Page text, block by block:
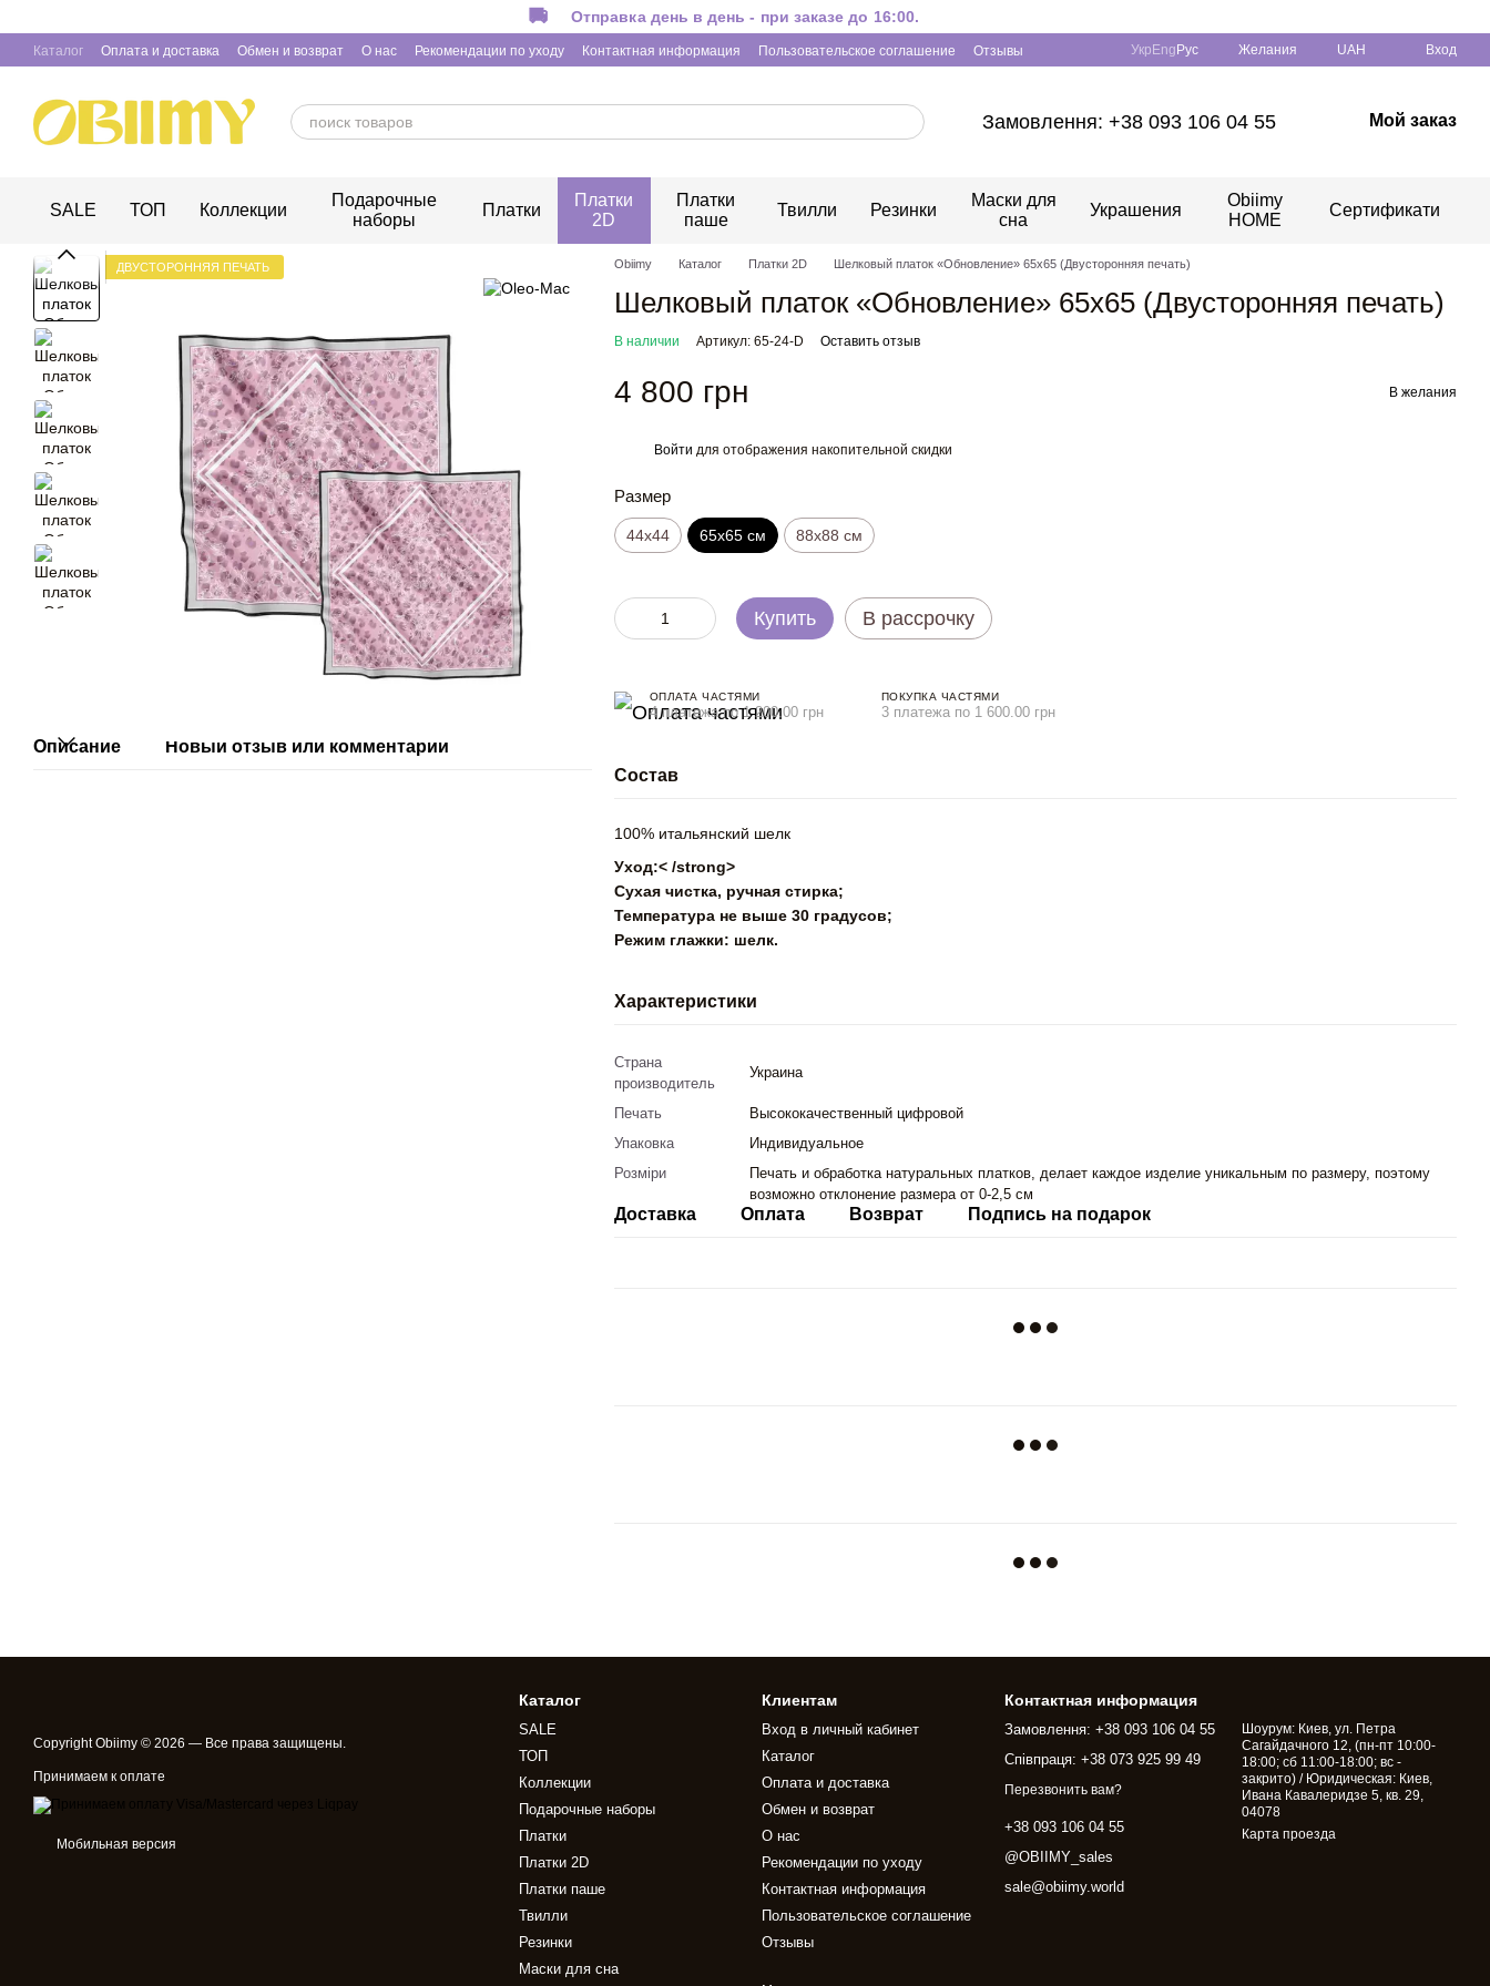
Отправка день в день - при заказе до 16:00.
Каталог Оплата и доставка Обмен и возврат О нас Рекомендации по уходу Контактная информация Пользовательское соглашение Отзывы Укр Eng Рус Желания UAH Вход
Замовлення: +38 093 106 04 55 Мой заказ
SALE ТОП Коллекции
Подарочные
наборы
Платки
Платки
2D
Платки
паше
Твилли Резинки
Маски для
сна
Украшения
Obiimy
HOME
Сертификати
ДВУСТОРОННЯЯ ПЕЧАТЬ
Описание Новый отзыв или комментарий
Obiimy Каталог Платки 2D Шелковый платок «Обновление» 65x65 (Двусторонняя печать)
Шелковый платок «Обновление» 65x65 (Двусторонняя печать)
В наличии Артикул: 65-24-D Оставить отзыв
4 800 грн В желания
Войти для отображения накопительной скидки
Размер
44х44 65x65 см 88x88 см
Купить В рассрочку
ОПЛАТА ЧАСТЯМИ
4 платежа по 1 200.00 грн
ПОКУПКА ЧАСТЯМИ
3 платежа по 1 600.00 грн
Состав
100% итальянский шелк
Уход:< /strong>
Сухая чистка, ручная стирка;
Температура не выше 30 градусов;
Режим глажки: шелк.
Характеристики
Страна
производитель
Украина
Печать
Высококачественный цифровой
Упаковка
Индивидуальное
Розміри
Печать и обработка натуральных платков, делает каждое изделие уникальным по размеру, поэтому
возможно отклонение размера от 0-2,5 см
Доставка Оплата Возврат Подпись на подарок
Copyright Obiimy © 2026 — Все права защищены.
Принимаем к оплате
Мобильная версия
Каталог
SALE
ТОП
Коллекции
Подарочные наборы
Платки
Платки 2D
Платки паше
Твилли
Резинки
Маски для сна
Клиентам
Вход в личный кабинет
Каталог
Оплата и доставка
Обмен и возврат
О нас
Рекомендации по уходу
Контактная информация
Пользовательское соглашение
Отзывы
Контактная информация
Замовлення: +38 093 106 04 55
Співпраця: +38 073 925 99 49
Перезвонить вам?
+38 093 106 04 55
@OBIIMY_sales
sale@obiimy.world
Шоурум: Киев, ул. Петра
Сагайдачного 12, (пн-пт 10:00-
18:00; сб 11:00-18:00; вс -
закрито) / Юридическая: Киев,
Ивана Кавалеридзе 5, кв. 29,
04078
Карта проезда